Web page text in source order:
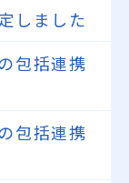
しました
包括連携
包括連携